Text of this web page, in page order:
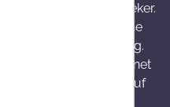
Arzt oder Apotheker.
kein Ersatz für eine
Ernährung.
zugelassene Internet
in Österreich. Die auf